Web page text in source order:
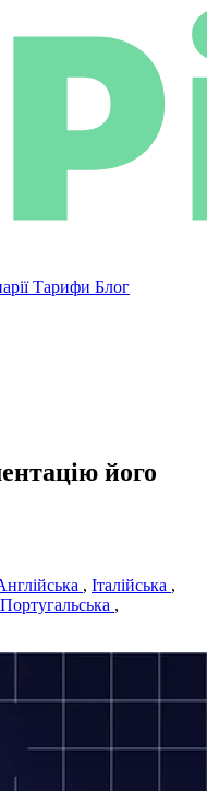
Тарифи Блог
його
, Італійська ,
Португальська ,